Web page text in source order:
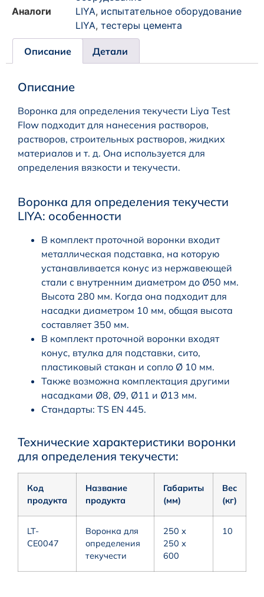
Аналоги
LIYA, испытательное оборудование
LIYA, тестеры цемента
Описание Детали
Описание
Воронка для определения текучести Liya Test
Flow подходит для нанесения растворов,
растворов, строительных растворов, жидких
материалов и т. д. Она используется для
определения вязкости и текучести.
Воронка для определения текучести
LIYA: особенности
В комплект проточной воронки входит
металлическая подставка, на которую
устанавливается конус из нержавеющей
стали с внутренним диаметром до Ø50 мм.
Высота 280 мм. Когда она подходит для
насадки диаметром 10 мм, общая высота
составляет 350 мм.
В комплект проточной воронки входят
конус, втулка для подставки, сито,
пластиковый стакан и сопло Ø 10 мм.
Также возможна комплектация другими
насадками Ø8, Ø9, Ø11 и Ø13 мм.
Стандарты: TS EN 445.
Технические характеристики воронки
для определения текучести:
Код
продукта
Название
продукта
Габариты
(мм)
Вес
(кг)
LT-
CE0047
Воронка для
определения
текучести
250 х
250 х
600
10